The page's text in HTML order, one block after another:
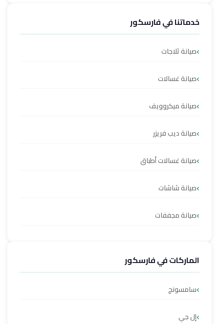
خدماتنا في فارسكور
صيانة ثلاجات
صيانة غسالات
صيانة ميكروويف
صيانة ديب فريزر
صيانة غسالات أطباق
صيانة شاشات
صيانة مجففات
الماركات في فارسكور
سامسونج
إل جي